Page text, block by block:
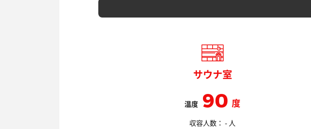
サウナ室
温度 90度
収容人数： - 人